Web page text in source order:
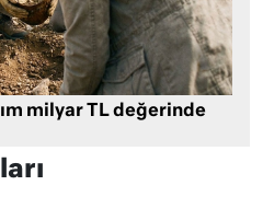
milyar TL değerinde